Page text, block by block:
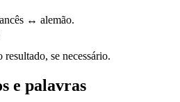
↔ alemão.
se necessário.
e palavras